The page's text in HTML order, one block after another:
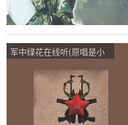
军中绿花在线听(原唱是小